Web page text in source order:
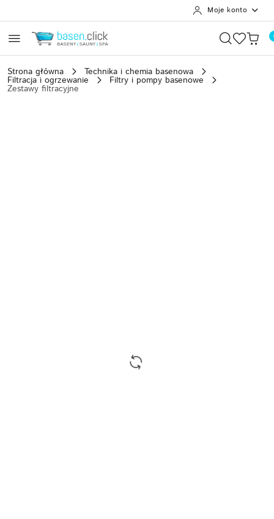
Moje konto
Strona główna Technika i chemia basenowa
Filtracja i ogrzewanie Filtry i pompy basenowe
Zestawy filtracyjne